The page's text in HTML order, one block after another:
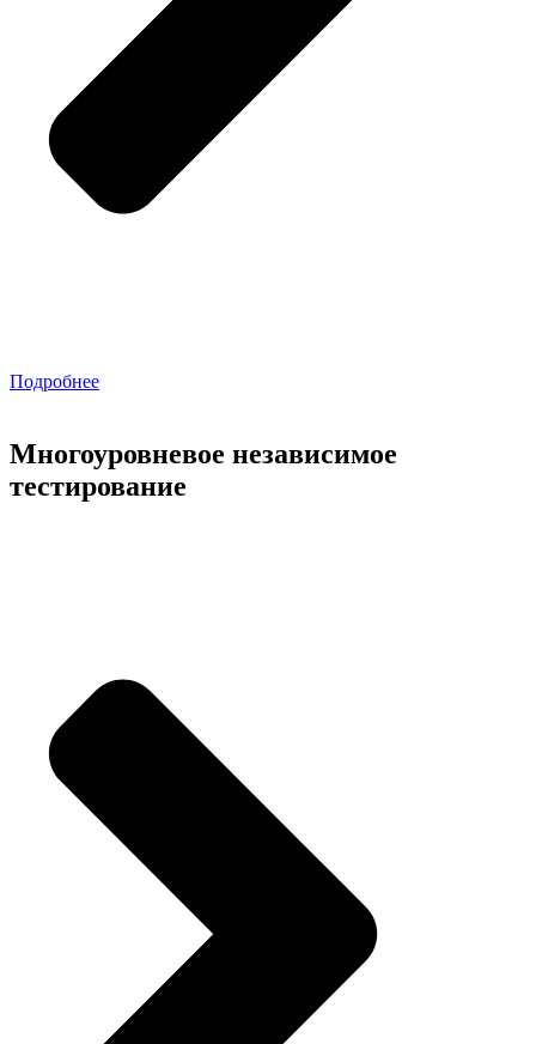
Подробнее
Многоуровневое независимое
тестирование